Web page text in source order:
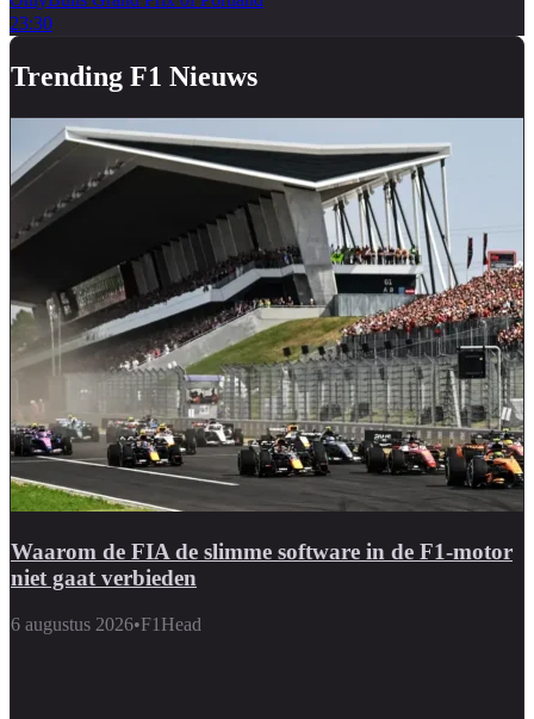
23:30
Trending F1 Nieuws
Waarom de FIA de slimme software in de F1-motor
niet gaat verbieden
6 augustus 2026•F1Head